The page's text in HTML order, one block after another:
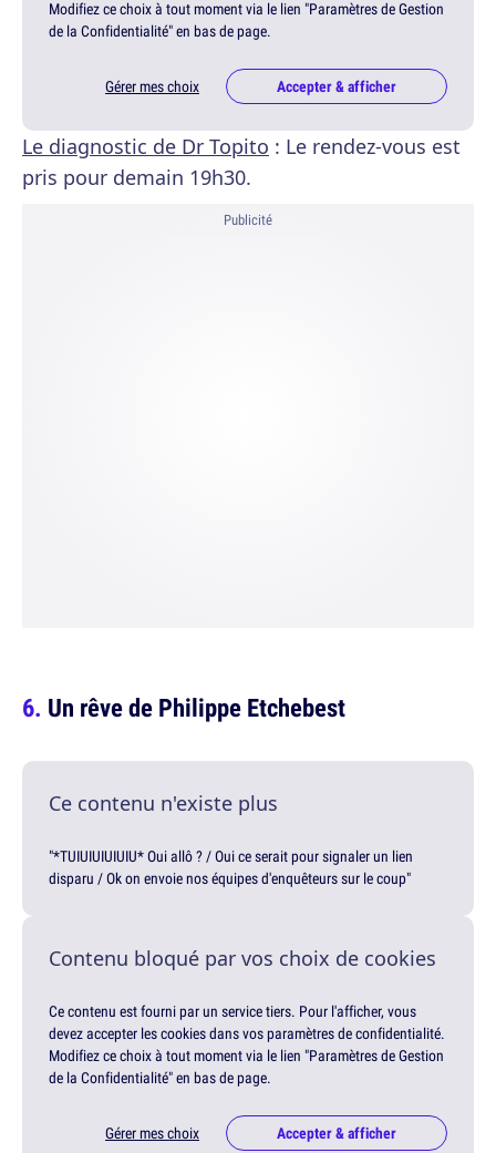
Modifiez ce choix à tout moment via le lien "Paramètres de Gestion
de la Confidentialité" en bas de page.
Gérer mes choix Accepter & afficher
Le diagnostic de Dr Topito : Le rendez-vous est
pris pour demain 19h30.
Publicité
Un rêve de Philippe Etchebest
Ce contenu n'existe plus
"*TUIUIUIUIUIU* Oui allô ? / Oui ce serait pour signaler un lien
disparu / Ok on envoie nos équipes d'enquêteurs sur le coup"
Contenu bloqué par vos choix de cookies
Ce contenu est fourni par un service tiers. Pour l'afficher, vous
devez accepter les cookies dans vos paramètres de confidentialité.
Modifiez ce choix à tout moment via le lien "Paramètres de Gestion
de la Confidentialité" en bas de page.
Gérer mes choix Accepter & afficher